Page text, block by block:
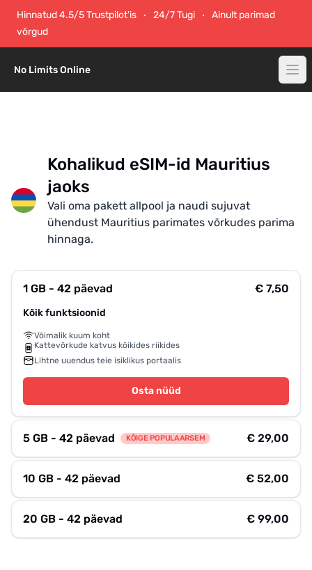
Hinnatud 4.5/5 Trustpilot'is 24/7 Tugi
Ainult parimad
võrgud
No Limits Online
Kohalikud eSIM-id Mauritius
jaoks
Vali oma pakett allpool ja naudi sujuvat
ühendust Mauritius parimates võrkudes parima
hinnaga.
1 GB - 42 päevad € 7,50
Kõik funktsioonid
Võimalik kuum koht
Kattevõrkude katvus kõikides riikides
Lihtne uuendus teie isiklikus portaalis
Osta nüüd
5 GB - 42 päevad KÕIGE POPULAARSEM € 29,00
10 GB - 42 päevad € 52,00
20 GB - 42 päevad € 99,00